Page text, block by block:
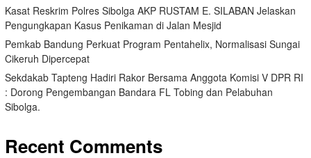
Kasat Reskrim Polres Sibolga AKP RUSTAM E. SILABAN Jelaskan
Pengungkapan Kasus Penikaman di Jalan Mesjid
Pemkab Bandung Perkuat Program Pentahelix, Normalisasi Sungai
Cikeruh Dipercepat
Sekdakab Tapteng Hadiri Rakor Bersama Anggota Komisi V DPR RI
: Dorong Pengembangan Bandara FL Tobing dan Pelabuhan
Sibolga.
Recent Comments